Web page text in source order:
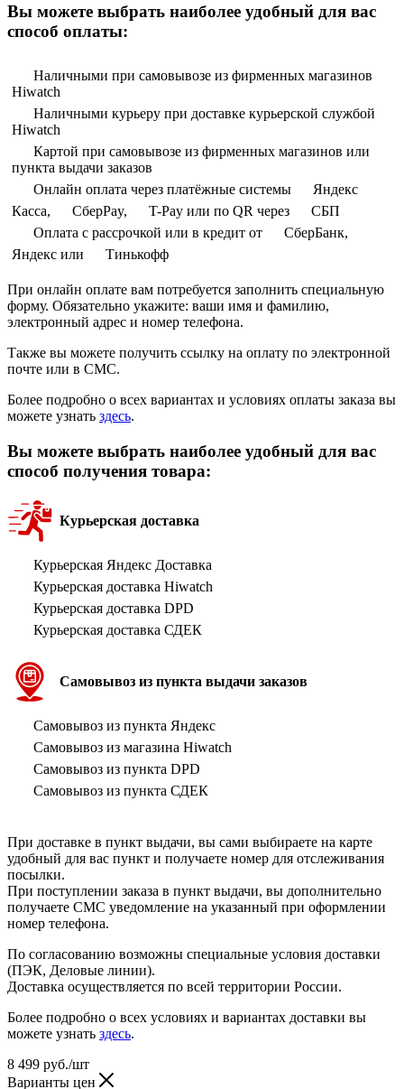
Вы можете выбрать наиболее удобный для вас
способ оплаты:
Наличными при самовывозе из фирменных магазинов
Hiwatch
Наличными курьеру при доставке курьерской службой
Hiwatch
Картой при самовывозе из фирменных магазинов или
пункта выдачи заказов
Онлайн оплата через платёжные системы
Яндекс
Касса,
СберPay, T-Pay или по QR через
СБП
Оплата с рассрочкой или в кредит от
СберБанк,
Яндекс или
Тинькофф
При онлайн оплате вам потребуется заполнить специальную
форму. Обязательно укажите: ваши имя и фамилию,
электронный адрес и номер телефона.
Также вы можете получить ссылку на оплату по электронной
почте или в СМС.
Более подробно о всех вариантах и условиях оплаты заказа вы
можете узнать здесь.
Вы можете выбрать наиболее удобный для вас
способ получения товара:
Курьерская доставка
Курьерская Яндекс Доставка
Курьерская доставка Hiwatch
Курьерская доставка DPD
Курьерская доставка СДЕК
Самовывоз из пункта выдачи заказов
Самовывоз из пункта Яндекс
Самовывоз из магазина Hiwatch
Самовывоз из пункта DPD
Самовывоз из пункта СДЕК
При доставке в пункт выдачи, вы сами выбираете на карте
удобный для вас пункт и получаете номер для отслеживания
посылки.
При поступлении заказа в пункт выдачи, вы дополнительно
получаете СМС уведомление на указанный при оформлении
номер телефона.
По согласованию возможны специальные условия доставки
(ПЭК, Деловые линии).
Доставка осуществляется по всей территории России.
Более подробно о всех условиях и вариантах доставки вы
можете узнать здесь.
8 499 руб./шт
Варианты цен